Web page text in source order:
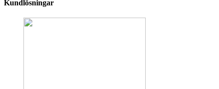
Kundlösningar